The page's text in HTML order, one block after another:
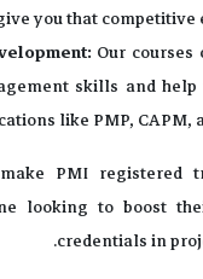
give you that competitive
Our
skills and
like PMP, CAPM,
make PMI
looking to boost
credentials in